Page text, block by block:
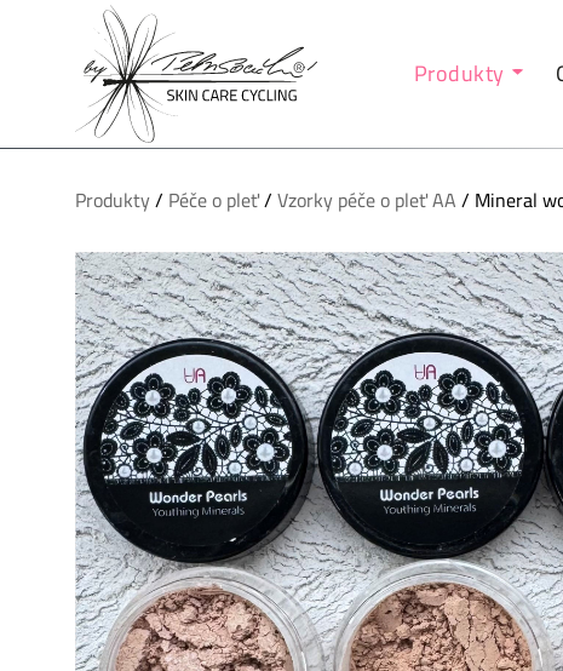
Produkty
Produkty/ Péče o pleť/Vzorky péče o pleť AA/ Mineral